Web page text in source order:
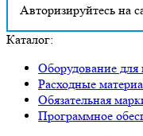
Авторизируйтесь на
Каталог:
Оборудование
Расходные
Обязательная
Программное